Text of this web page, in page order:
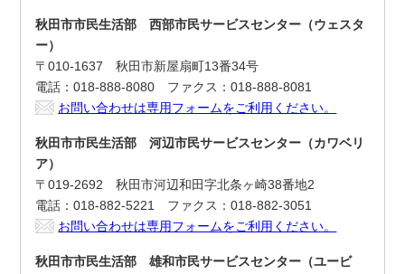
秋田市市民生活部 西部市民サービスセンター（ウェスタ
ー）
〒010-1637 秋田市新屋扇町13番34号
電話：018-888-8080 ファクス：018-888-8081
お問い合わせは専用フォームをご利用ください。
秋田市市民生活部 河辺市民サービスセンター（カワベリ
ア）
〒019-2692 秋田市河辺和田字北条ヶ崎38番地2
電話：018-882-5221 ファクス：018-882-3051
お問い合わせは専用フォームをご利用ください。
秋田市市民生活部 雄和市民サービスセンター（ユービ